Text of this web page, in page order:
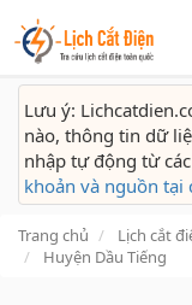
Lưu ý:
nào, thông tin dữ
nhập tự động từ
khoản và nguồn tại
Trang chủ Lịch cắt
Huyện Dầu Tiếng